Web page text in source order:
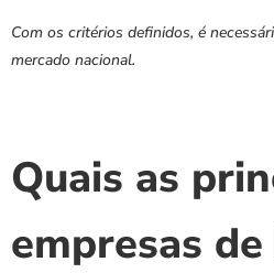
Com os critérios definidos, é
mercado nacional.
Quais as
empresas